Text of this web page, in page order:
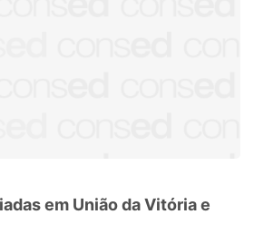
em União da Vitória e